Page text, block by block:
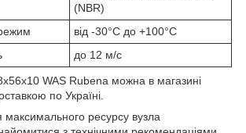
(NBR)
від -30°C до +100°C
до 12 м/с
WAS Rubena можна в магазині
по Україні.
максимального ресурсу вузла